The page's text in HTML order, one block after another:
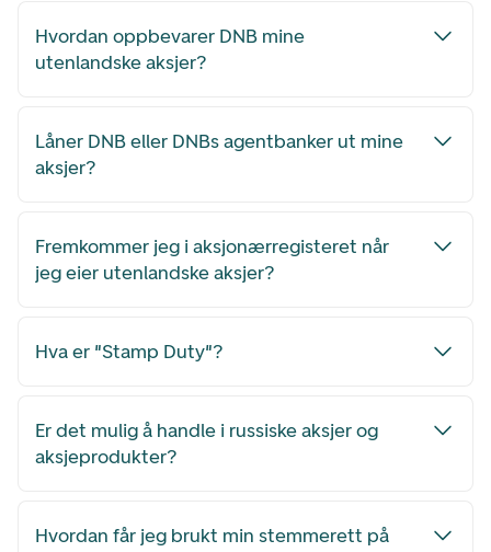
Hvordan oppbevarer DNB mine
utenlandske aksjer?
Låner DNB eller DNBs agentbanker ut mine
aksjer?
Fremkommer jeg i aksjonærregisteret når
jeg eier utenlandske aksjer?
Hva er "Stamp Duty"?
Er det mulig å handle i russiske aksjer og
aksjeprodukter?
Hvordan får jeg brukt min stemmerett på